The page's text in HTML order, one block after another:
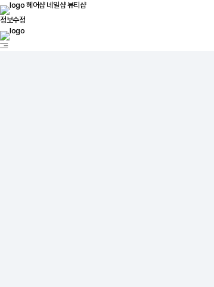
헤어샵 네일샵뷰티샵
정보수정